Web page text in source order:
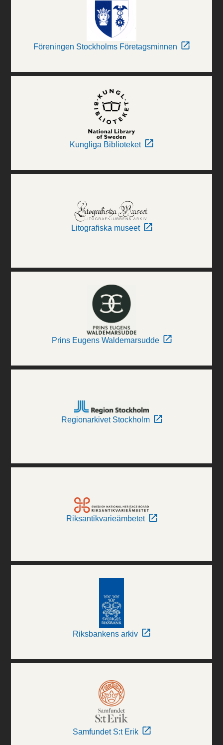
Föreningen Stockholms Företagsminnen
Kungliga Biblioteket
Litografiska museet
Prins Eugens Waldemarsudde
Regionarkivet Stockholm
Riksantikvarieämbetet
Riksbankens arkiv
Samfundet S:t Erik